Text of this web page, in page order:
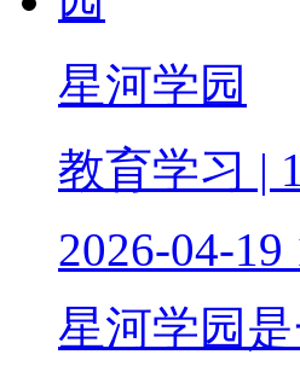
星河学园
教育学习 |
2026-04-19
星河学园